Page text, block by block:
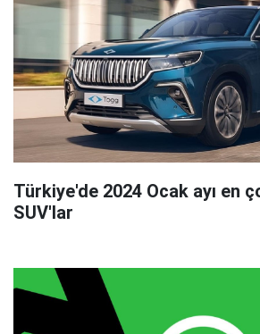
Türkiye'de 2024 Ocak ayı en
SUV'lar